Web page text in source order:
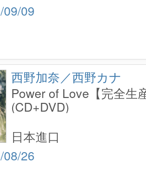
09/09
西野加奈／西野カナ
Power of Love【完全生
(CD+DVD)
08/26
日本進口